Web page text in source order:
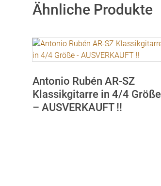
Ähnliche Produkte
Antonio Rubén AR-SZ
Klassikgitarre in 4/4 Größe
– AUSVERKAUFT !!